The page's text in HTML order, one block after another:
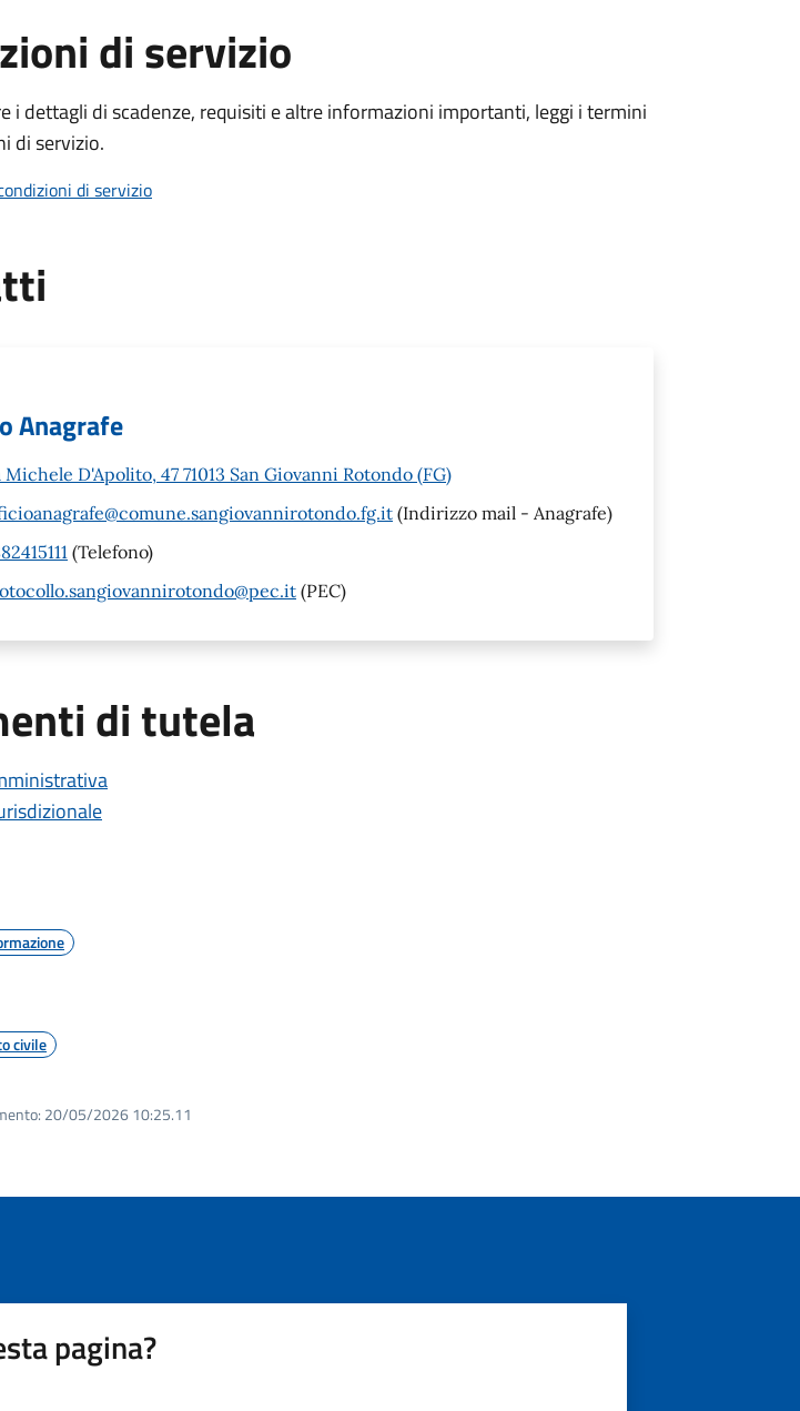
di servizio
i dettagli di scadenze, requisiti e altre informazioni importanti, leggi i termini
di servizio.
di servizio
Anagrafe
Michele D'Apolito, 47 71013 San Giovanni Rotondo (FG)
(Indirizzo mail - Anagrafe)
(Telefono)
(PEC)
di tutela
civile
20/05/2026 10:25.11
pagina?